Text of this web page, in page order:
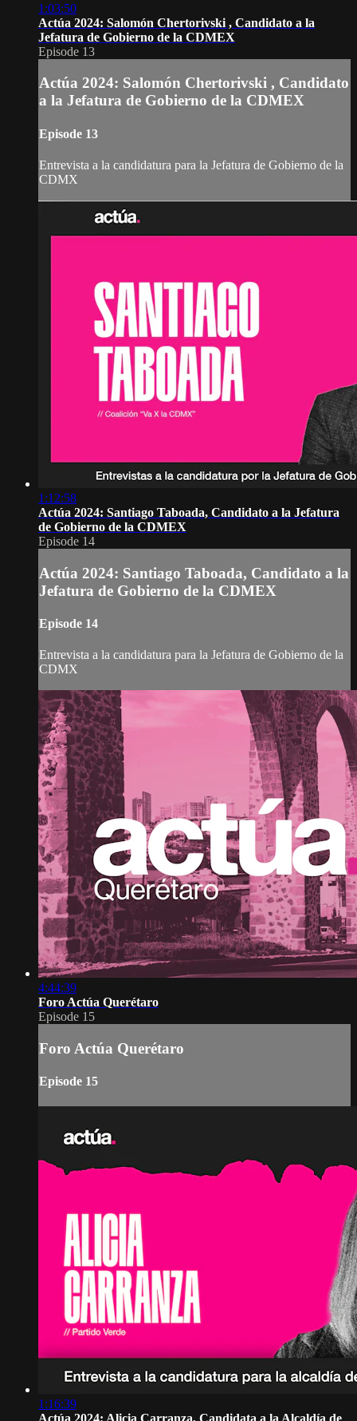
1:03:50
Actúa 2024: Salomón Chertorivski , Candidato a la
Jefatura de Gobierno de la CDMEX
Episode 13
Actúa 2024: Salomón Chertorivski , Candidato
a la Jefatura de Gobierno de la CDMEX
Episode 13
Entrevista a la candidatura para la Jefatura de Gobierno de la
CDMX
1:12:58
Actúa 2024: Santiago Taboada, Candidato a la Jefatura
de Gobierno de la CDMEX
Episode 14
Actúa 2024: Santiago Taboada, Candidato a la
Jefatura de Gobierno de la CDMEX
Episode 14
Entrevista a la candidatura para la Jefatura de Gobierno de la
CDMX
4:44:39
Foro Actúa Querétaro
Episode 15
Foro Actúa Querétaro
Episode 15
1:16:39